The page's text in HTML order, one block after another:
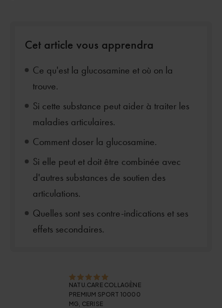
Cet article vous apprendra
Ce qu'est la glucosamine et où on la
trouve.
Si cette substance peut aider à traiter les
maladies articulaires.
Comment doser la glucosamine.
Si elle peut et doit être combinée avec
d'autres substances de soutien des
articulations.
Quelles sont ses contre-indications et ses
effets secondaires.
NATU.CARE COLLAGÈNE
PREMIUM SPORT 10000
MG, CERISE